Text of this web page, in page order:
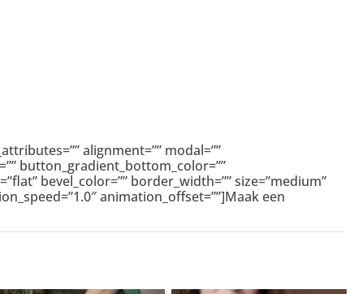
alignment=”” modal=””
button_gradient_bottom_color=””
bevel_color=”” border_width=”” size=”medium”
animation_offset=””]Maak een